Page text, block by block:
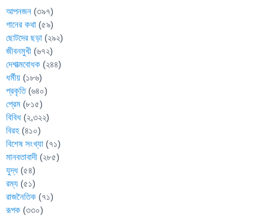
আপনজন (৩৯৭)
গানের কথা (৫৯)
ছোটদের ছড়া (২৯২)
জীবনমুখী (৬৭২)
দেশাত্মবোধক (২৪৪)
ধর্মীয় (১৮৬)
প্রকৃতি(৬৪০)
প্রেম (৮১৫)
বিবিধ (২,৩২২)
বিরহ (৪১০)
বিশেষ সংখ্যা (৭১)
মানবতাবাদী (২৮৫)
যুদ্ধ (৫৪)
রম্য (৫১)
রাজনৈতিক (৭১)
রূপক (৩৩০)